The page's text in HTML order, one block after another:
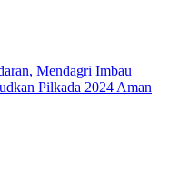
Mendagri Imbau
Pilkada 2024 Aman